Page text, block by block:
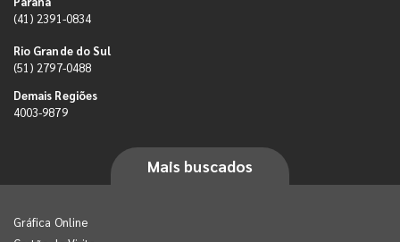
(41) 2391-0834
Rio Grande do Sul
(51) 2797-0488
Demais Regiões
4003-9879
Mais buscados
Gráfica Online